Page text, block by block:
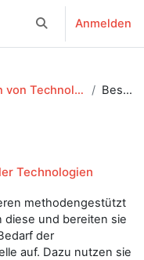
Sucheingabe
Anmelden
HKB E «Einsetzen von Technologien der digitalen Arbeitswelt» Beschreibung
Technologien
methodengestützt
diese und bereiten sie
der
auf. Dazu nutzen sie